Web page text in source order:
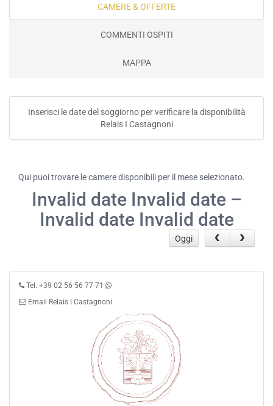
CAMERE & OFFERTE
COMMENTI OSPITI
MAPPA
Inserisci le date del soggiorno per verificare la disponibilità
Relais I Castagnoni
Qui puoi trovare le camere disponibili per il mese selezionato.
Invalid date Invalid date –
Invalid date Invalid date
Oggi
Tel. +39 02 56 56 77 71
Email Relais I Castagnoni